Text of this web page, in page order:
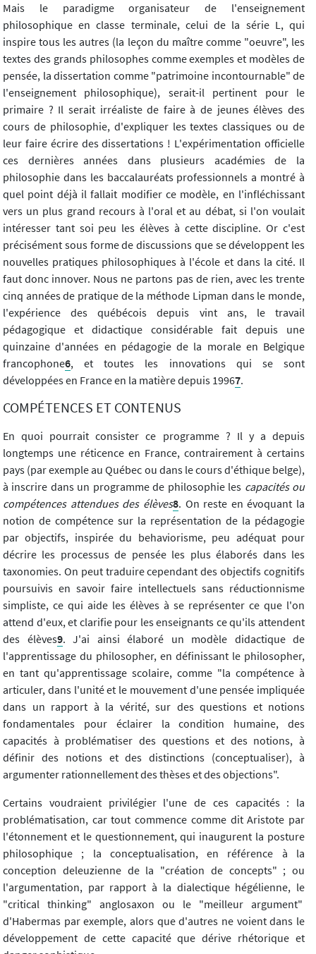
Mais le paradigme organisateur de l'enseignement
philosophique en classe terminale, celui de la série L, qui
inspire tous les autres (la leçon du maître comme "oeuvre", les
textes des grands philosophes comme exemples et modèles de
pensée, la dissertation comme "patrimoine incontournable" de
l'enseignement philosophique), serait-il pertinent pour le
primaire ? Il serait irréaliste de faire à de jeunes élèves des
cours de philosophie, d'expliquer les textes classiques ou de
leur faire écrire des dissertations ! L'expérimentation officielle
ces dernières années dans plusieurs académies de la
philosophie dans les baccalauréats professionnels a montré à
quel point déjà il fallait modifier ce modèle, en l'infléchissant
vers un plus grand recours à l'oral et au débat, si l'on voulait
intéresser tant soi peu les élèves à cette discipline. Or c'est
précisément sous forme de discussions que se développent les
nouvelles pratiques philosophiques à l'école et dans la cité. Il
faut donc innover. Nous ne partons pas de rien, avec les trente
cinq années de pratique de la méthode Lipman dans le monde,
l'expérience des québécois depuis vint ans, le travail
pédagogique et didactique considérable fait depuis une
quinzaine d'années en pédagogie de la morale en Belgique
francophone6, et toutes les innovations qui se sont
développées en France en la matière depuis 19967.
COMPÉTENCES ET CONTENUS
En quoi pourrait consister ce programme ? Il y a depuis
longtemps une réticence en France, contrairement à certains
pays (par exemple au Québec ou dans le cours d'éthique belge),
à inscrire dans un programme de philosophie les capacités ou
compétences attendues des élèves8. On reste en évoquant la
notion de compétence sur la représentation de la pédagogie
par objectifs, inspirée du behaviorisme, peu adéquat pour
décrire les processus de pensée les plus élaborés dans les
taxonomies. On peut traduire cependant des objectifs cognitifs
poursuivis en savoir faire intellectuels sans réductionnisme
simpliste, ce qui aide les élèves à se représenter ce que l'on
attend d'eux, et clarifie pour les enseignants ce qu'ils attendent
des élèves9. J'ai ainsi élaboré un modèle didactique de
l'apprentissage du philosopher, en définissant le philosopher,
en tant qu'apprentissage scolaire, comme "la compétence à
articuler, dans l'unité et le mouvement d'une pensée impliquée
dans un rapport à la vérité, sur des questions et notions
fondamentales pour éclairer la condition humaine, des
capacités à problématiser des questions et des notions, à
définir des notions et des distinctions (conceptualiser), à
argumenter rationnellement des thèses et des objections".
Certains voudraient privilégier l'une de ces capacités : la
problématisation, car tout commence comme dit Aristote par
l'étonnement et le questionnement, qui inaugurent la posture
philosophique ; la conceptualisation, en référence à la
conception deleuzienne de la "création de concepts" ; ou
l'argumentation, par rapport à la dialectique hégélienne, le
"critical thinking" anglosaxon ou le "meilleur argument"
d'Habermas par exemple, alors que d'autres ne voient dans le
développement de cette capacité que dérive rhétorique et